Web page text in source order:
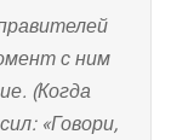
с ним
(Когда
«Говори,